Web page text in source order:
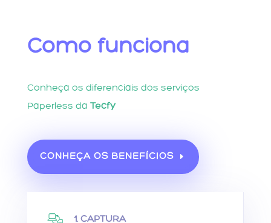
Como funciona
Conheça os diferenciais dos serviços
Paperless da Tecfy
CONHEÇA OS BENEFÍCIOS
1. CAPTURA